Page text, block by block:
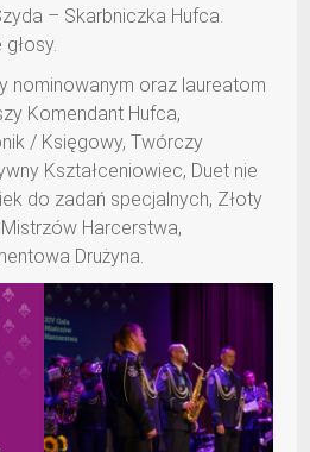
– Skarbniczka Hufca.
nominowanym oraz laureatom
Komendant Hufca,
/ Księgowy, Twórczy
Kształceniowiec, Duet nie
do zadań specjalnych, Złoty
Harcerstwa,
Drużyna.